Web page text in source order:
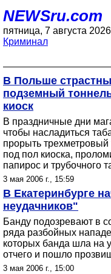
NEWSru.com
пятница, 7 августа 2026
Криминал
В Польше
подземный
киоск
В праздничные дни
чтобы насладиться
прорыть трехметровый
под пол киоска,
папирос и трубочного
3 мая 2006 г., 15:59
В Екатеринбурге
неудачников"
Банду подозревают в
ряда разбойных
которых банда шла на
отчего и пошло
3 мая 2006 г., 15:00